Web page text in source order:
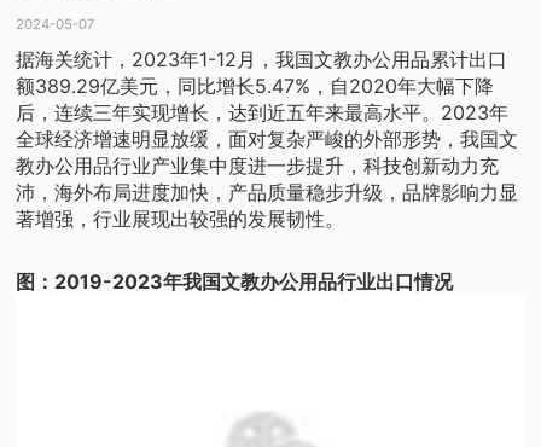
2024-05-07
据海关统计，2023年1-12月，我国文教办公用品累计出口
额389.29亿美元，同比增长5.47%，自2020年大幅下降
后，连续三年实现增长，达到近五年来最高水平。2023年
全球经济增速明显放缓，面对复杂严峻的外部形势，我国文
教办公用品行业产业集中度进一步提升，科技创新动力充
沛，海外布局进度加快，产品质量稳步升级，品牌影响力显
著增强，行业展现出较强的发展韧性。
图：2019-2023年我国文教办公用品行业出口情况